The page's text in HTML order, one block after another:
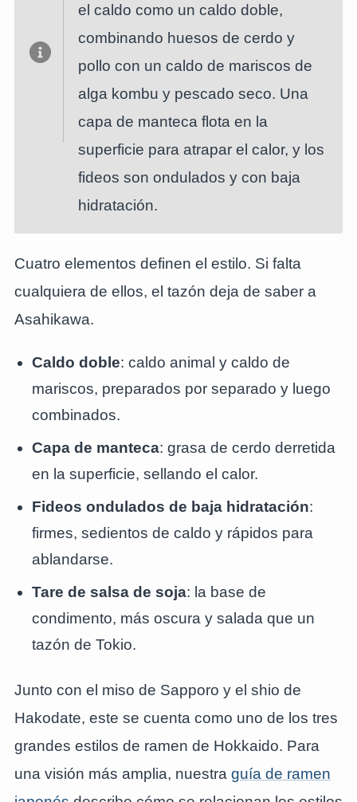
el caldo como un caldo doble,
combinando huesos de cerdo y
pollo con un caldo de mariscos de
alga kombu y pescado seco. Una
capa de manteca flota en la
superficie para atrapar el calor, y los
fideos son ondulados y con baja
hidratación.
Cuatro elementos definen el estilo. Si falta
cualquiera de ellos, el tazón deja de saber a
Asahikawa.
Caldo doble: caldo animal y caldo de
mariscos, preparados por separado y luego
combinados.
Capa de manteca: grasa de cerdo derretida
en la superficie, sellando el calor.
Fideos ondulados de baja hidratación:
firmes, sedientos de caldo y rápidos para
ablandarse.
Tare de salsa de soja: la base de
condimento, más oscura y salada que un
tazón de Tokio.
Junto con el miso de Sapporo y el shio de
Hakodate, este se cuenta como uno de los tres
grandes estilos de ramen de Hokkaido. Para
una visión más amplia, nuestra guía de ramen